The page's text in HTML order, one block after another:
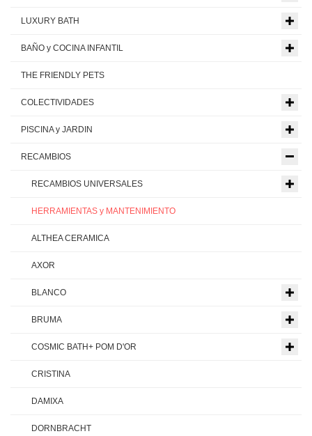
LUXURY BATH
BAÑO y COCINA INFANTIL
THE FRIENDLY PETS
COLECTIVIDADES
PISCINA y JARDIN
RECAMBIOS
RECAMBIOS UNIVERSALES
HERRAMIENTAS y MANTENIMIENTO
ALTHEA CERAMICA
AXOR
BLANCO
BRUMA
COSMIC BATH+ POM D'OR
CRISTINA
DAMIXA
DORNBRACHT